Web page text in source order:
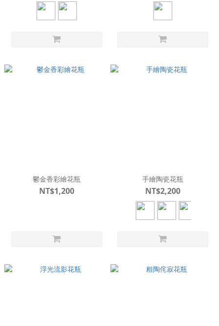
鬱金香彩繪花瓶
NT$1,200
手繪陶瓷花瓶
NT$2,200